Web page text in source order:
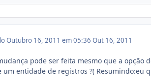
Outubro 16, 2011 em 05:36 Out 16, 2011
pode ser feita mesmo que a opção
um entidade de registros ?( Resumindo:eu